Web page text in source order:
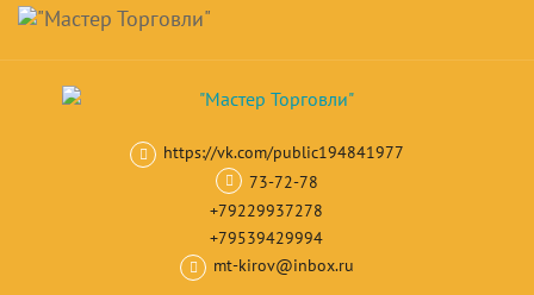
Skip
main
content
Навигация
https://vk.com/public194841977
73-72-78
+79229937278
+79539429994
mt-kirov@inbox.ru
Корзина товар(ов)
Нейтральное оборудование